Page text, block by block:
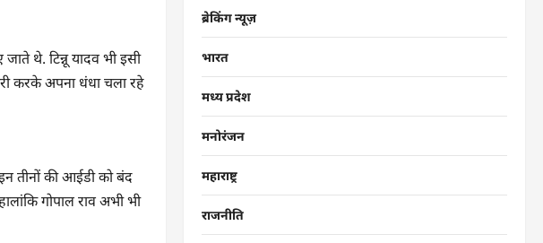
थे. टिन्नू यादव भी इसी
करके अपना धंधा चला रहे
तीनों की आईडी को बंद
गोपाल राव अभी भी
ब्रेकिंग न्यूज़
भारत
मध्य प्रदेश
मनोरंजन
महाराष्ट्र
राजनीति